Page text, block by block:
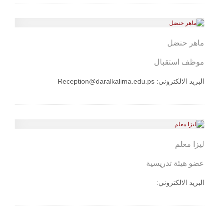
ماهر حنضل
موظف استقبال
البريد الالكتروني: Reception@daralkalima.edu.ps
ليزا معلم
عضو هيئة تدريسية
البريد الالكتروني: